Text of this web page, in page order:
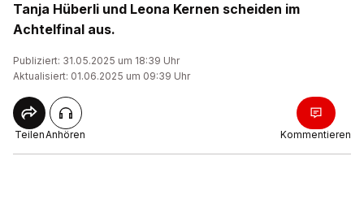
Tanja Hüberli und Leona Kernen scheiden im
Achtelfinal aus.
Publiziert: 31.05.2025 um 18:39 Uhr
Aktualisiert: 01.06.2025 um 09:39 Uhr
TeilenAnhören Kommentieren